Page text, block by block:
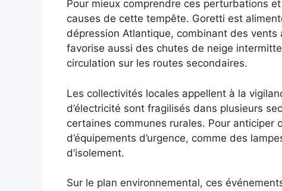
Pour mieux comprendre ces perturbations
causes de cette tempête. Goretti est
dépression Atlantique, combinant des
favorise aussi des chutes de neige
circulation sur les routes secondaires.
Les collectivités locales appellent à la
d’électricité sont fragilisés dans plusieurs
certaines communes rurales. Pour
d’équipements d’urgence, comme des
d’isolement.
Sur le plan environnemental, ces